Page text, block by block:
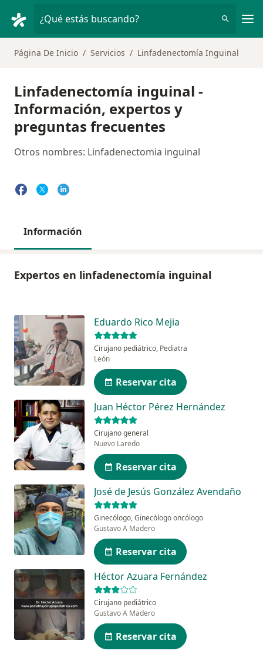
¿Qué estás buscando?
Página De Inicio Servicios Linfadenectomía Inguinal
Linfadenectomía inguinal -
Información, expertos y
preguntas frecuentes
Otros nombres: Linfadenectomia inguinal
Información
Expertos en linfadenectomía inguinal
Eduardo Rico Mejia
Cirujano pediátrico, Pediatra
León
Reservar cita
Juan Héctor Pérez Hernández
Cirujano general
Nuevo Laredo
Reservar cita
José de Jesús González Avendaño
Ginecólogo, Ginecólogo oncólogo
Gustavo A Madero
Reservar cita
Héctor Azuara Fernández
Cirujano pediátrico
Gustavo A Madero
Reservar cita